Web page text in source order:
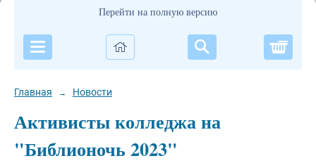
Перейти на полную версию
Главная → Новости
Активисты колледжа на
"Библионочь 2023"